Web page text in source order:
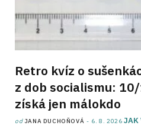
Retro kvíz o
z dob socialismu:
získá jen málokdo
od JANA DUCHOŇOVÁ 6. 8. 2026 JAK